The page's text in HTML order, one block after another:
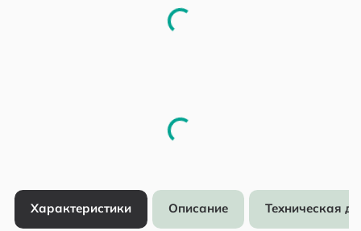
Характеристики Описание Техническая